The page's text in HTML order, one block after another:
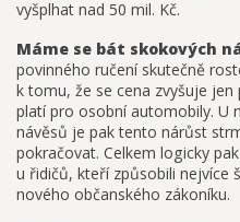
vyšplhat nad 50 mil. Kč.
Máme se bát skokových
povinného ručení skutečně
k tomu, že se cena zvyšuje
platí pro osobní automobily. U
návěsů je pak tento nárůst
pokračovat. Celkem logicky
u řidičů, kteří způsobili nejvíce
nového občanského zákoníku.